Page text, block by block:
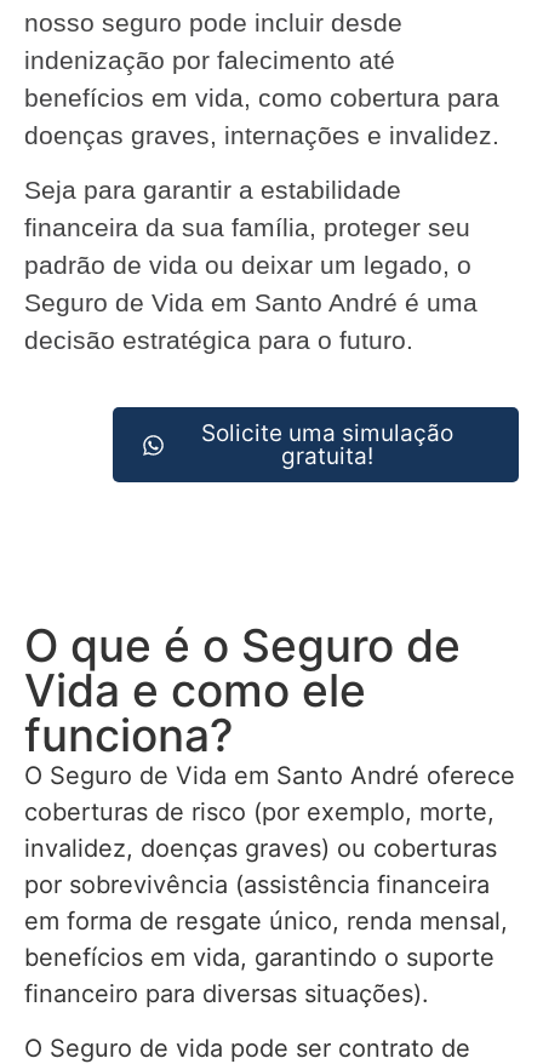
nosso seguro pode incluir desde
indenização por falecimento até
benefícios em vida, como cobertura para
doenças graves, internações e invalidez.
Seja para garantir a estabilidade
financeira da sua família, proteger seu
padrão de vida ou deixar um legado, o
Seguro de Vida em Santo André é uma
decisão estratégica para o futuro.
Solicite uma simulação
gratuita!
O que é o Seguro de
Vida e como ele
funciona?
O Seguro de Vida em Santo André oferece
coberturas de risco (por exemplo, morte,
invalidez, doenças graves) ou coberturas
por sobrevivência (assistência financeira
em forma de resgate único, renda mensal,
benefícios em vida, garantindo o suporte
financeiro para diversas situações).
O Seguro de vida pode ser contrato de